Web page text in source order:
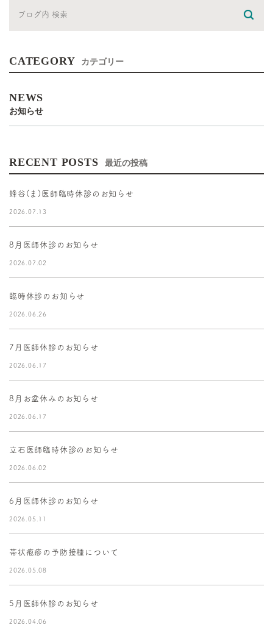
CATEGORY カテゴリー
NEWS
お知らせ
RECENT POSTS 最近の投稿
蜂谷(ま)医師臨時休診のお知らせ
2026.07.13
8月医師休診のお知らせ
2026.07.02
臨時休診のお知らせ
2026.06.26
7月医師休診のお知らせ
2026.06.17
8月お盆休みのお知らせ
2026.06.17
立石医師臨時休診のお知らせ
2026.06.02
6月医師休診のお知らせ
2026.05.11
帯状疱疹の予防接種について
2026.05.08
5月医師休診のお知らせ
2026.04.06